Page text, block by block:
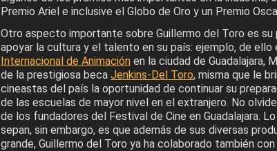
Premio Ariel e inclusive el Globo de Oro y un Premio
Otro aspecto importante sobre Guillermo del Toro es
apoyar la cultura y el talento en su país: ejemplo, de ello
Internacional de Animación en la ciudad de Guadalajara,
de la prestigiosa beca Jenkins-Del Toro, misma que le
cineastas del país la oportunidad de continuar su
de las escuelas de mayor nivel en el extranjero. No
de los fundadores del Festival de Cine en Guadalajara.
sepan, sin embargo, es que además de sus diversas
grande, Guillermo del Toro ya ha colaborado también